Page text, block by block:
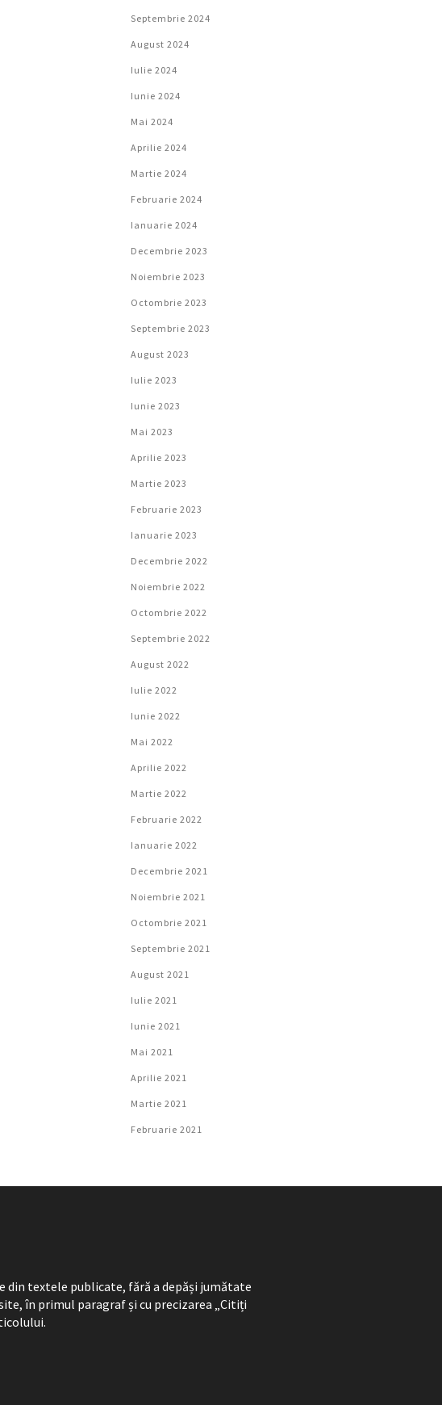
Septembrie 2024
August 2024
Iulie 2024
Iunie 2024
Mai 2024
Aprilie 2024
Martie 2024
Februarie 2024
Ianuarie 2024
Decembrie 2023
Noiembrie 2023
Octombrie 2023
Septembrie 2023
August 2023
Iulie 2023
Iunie 2023
Mai 2023
Aprilie 2023
Martie 2023
Februarie 2023
Ianuarie 2023
Decembrie 2022
Noiembrie 2022
Octombrie 2022
Septembrie 2022
August 2022
Iulie 2022
Iunie 2022
Mai 2022
Aprilie 2022
Martie 2022
Februarie 2022
Ianuarie 2022
Decembrie 2021
Noiembrie 2021
Octombrie 2021
Septembrie 2021
August 2021
Iulie 2021
Iunie 2021
Mai 2021
Aprilie 2021
Martie 2021
Februarie 2021
din textele publicate, fără a depăși jumătate
în primul paragraf și cu precizarea „Citiți